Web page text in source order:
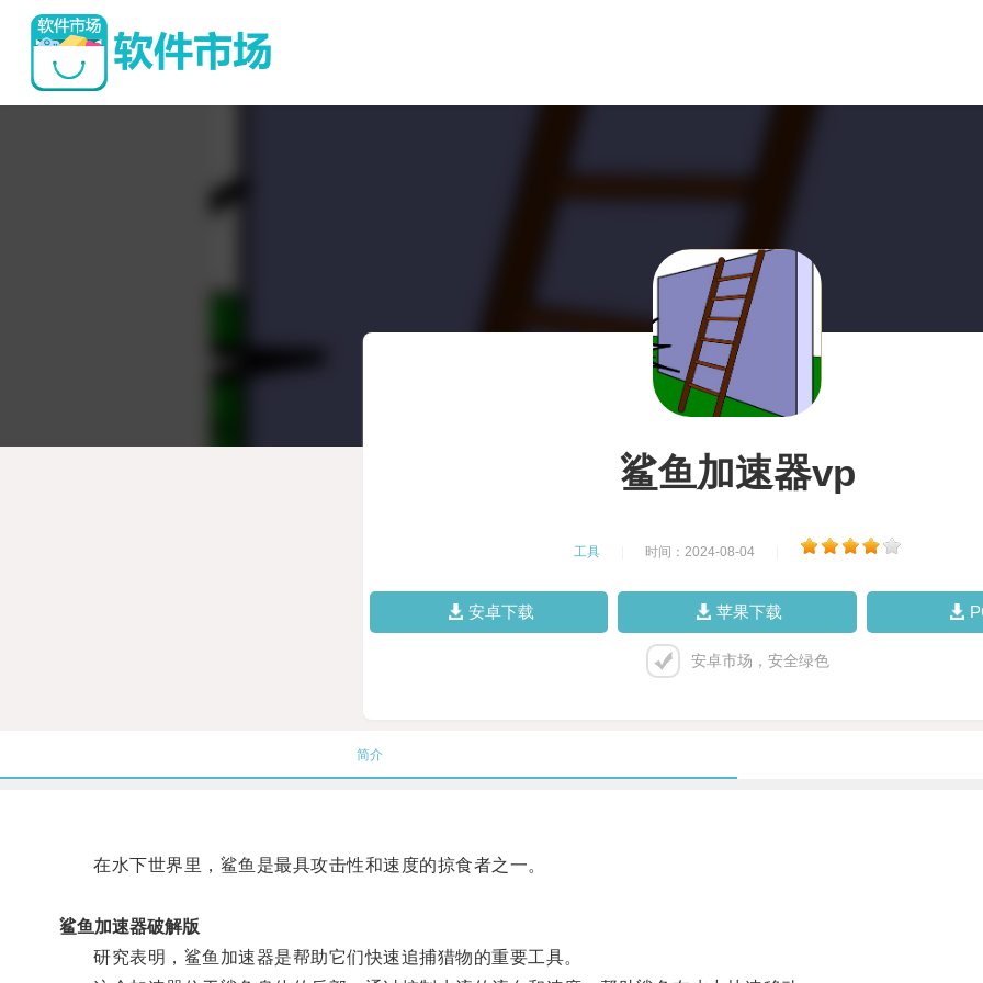
鲨鱼加速器vp
工具 时间：2024-08-04
安卓下载 苹果下载
安卓市场，安全绿色
简介
在水下世界里，鲨鱼是最具攻击性和速度的掠食者之一。
鲨鱼加速器破解版
研究表明，鲨鱼加速器是帮助它们快速追捕猎物的重要工具。